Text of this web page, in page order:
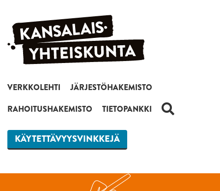
Siirry sisältöön
VERKKOLEHTI
JÄRJESTÖHAKEMISTO
RAHOITUSHAKEMISTO
TIETOPANKKI HAKU
KÄYTETTÄVYYSVINKKEJÄ